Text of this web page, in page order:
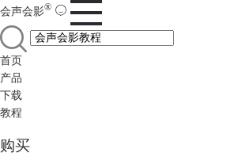
会声会影®
首页
产品
下载
教程
购买